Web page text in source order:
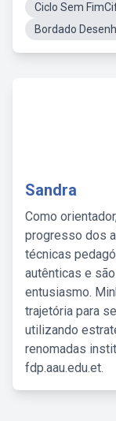
Ciclo Sem
Bordado
Sandra
Como
progresso dos
técnicas
autênticas e
entusiasmo.
trajetória para
utilizando
renomadas
fdp.aau.edu.et.